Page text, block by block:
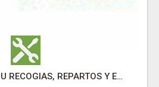
TRANSPORTES EDU RECOGIAS, REPARTOS Y ENTREGAS .